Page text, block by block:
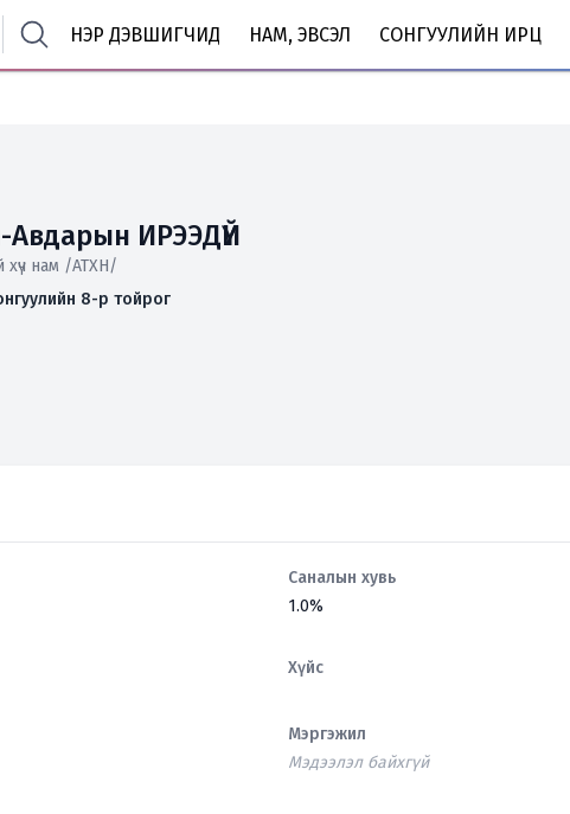
НЭР ДЭВШИГЧИД НАМ, ЭВСЭЛ СОНГУУЛИЙН ИРЦ
Авдарын ИРЭЭДҮЙ
хүч нам /АТХН/
8-р тойрог
Саналын хувь
1.0%
Хүйс
Мэргэжил
Мэдээлэл байхгүй